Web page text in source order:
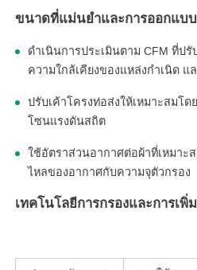
ขนาดที่แม่นยำและการออกแบ
ดำเนินการประเมินตาม CFM ที่ป
ความใกล้เคียงของแหล่งกำเนิด
ปรับเค้าโครงท่อส่งให้เหมาะสมโ
โซนแรงดันสถิต
ใช้อัตราส่วนอากาศต่อผ้าที่เหมาะ
ไหลของอากาศกับความจุตัวกรอง
เทคโนโลยีการกรองและการเ